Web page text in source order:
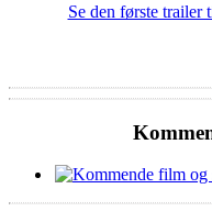
Se den første trailer